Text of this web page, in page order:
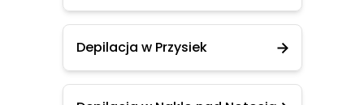
Depilacja w Przysiek